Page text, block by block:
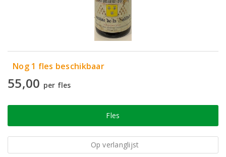
Nog 1 fles beschikbaar
55,00 per fles
Fles
Op verlanglijst